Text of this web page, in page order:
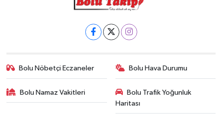
Bolu Nöbetçi Eczaneler Bolu Hava Durumu
Bolu Namaz Vakitleri
Bolu Trafik Yoğunluk
Haritası